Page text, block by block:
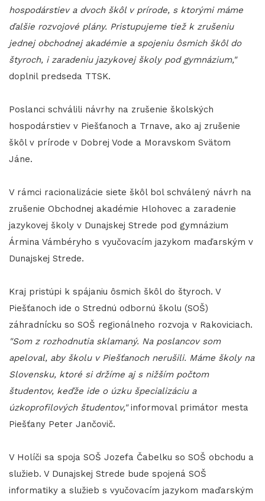
hospodárstiev a dvoch škôl v prírode, s ktorými máme
ďalšie rozvojové plány. Pristupujeme tiež k zrušeniu
jednej obchodnej akadémie a spojeniu ôsmich škôl do
štyroch, i zaradeniu jazykovej školy pod gymnázium,"
doplnil predseda TTSK.
Poslanci schválili návrhy na zrušenie školských
hospodárstiev v Piešťanoch a Trnave, ako aj zrušenie
škôl v prírode v Dobrej Vode a Moravskom Svätom
Jáne.
V rámci racionalizácie siete škôl bol schválený návrh na
zrušenie Obchodnej akadémie Hlohovec a zaradenie
jazykovej školy v Dunajskej Strede pod gymnázium
Ármina Vámbéryho s vyučovacím jazykom maďarským v
Dunajskej Strede.
Kraj pristúpi k spájaniu ôsmich škôl do štyroch. V
Piešťanoch ide o Strednú odbornú školu (SOŠ)
záhradnícku so SOŠ regionálneho rozvoja v Rakoviciach.
"Som z rozhodnutia sklamaný. Na poslancov som
apeloval, aby školu v Piešťanoch nerušili. Máme školy na
Slovensku, ktoré si držíme aj s nižším počtom
študentov, keďže ide o úzku špecializáciu a
úzkoprofilových študentov,"informoval primátor mesta
Piešťany Peter Jančovič.
V Holíči sa spoja SOŠ Jozefa Čabelku so SOŠ obchodu a
služieb. V Dunajskej Strede bude spojená SOŠ
informatiky a služieb s vyučovacím jazykom maďarským